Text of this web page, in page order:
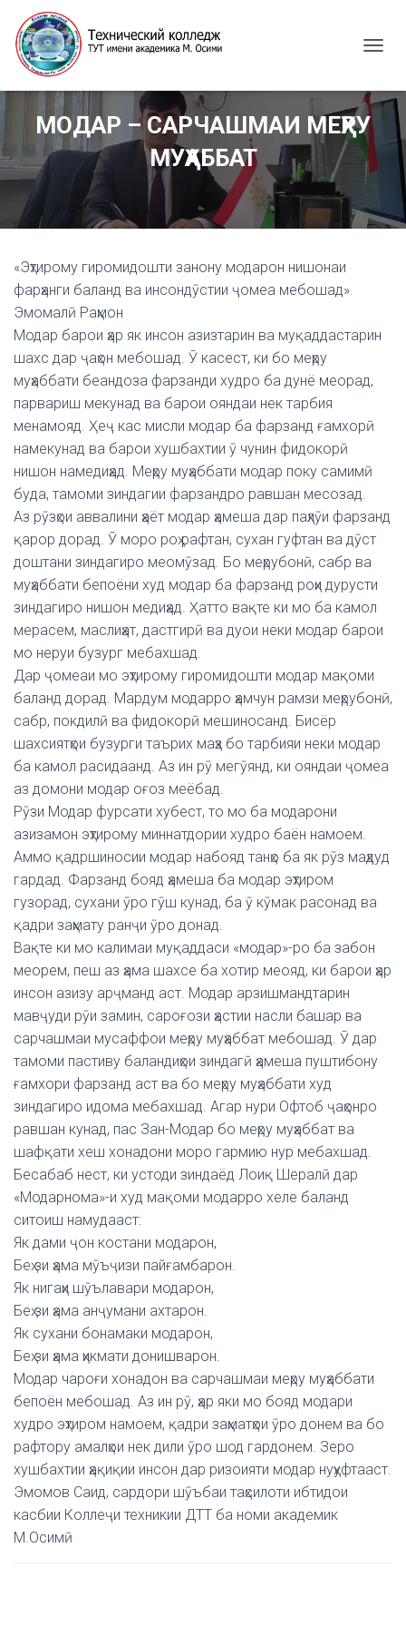
G
L
E
I
G
МОДАР – САРЧАШМАИ МЕҲРУ
МУҲАББАТ
«Эҳтирому гиромидошти занону модарон нишонаи
фарҳанги баланд ва инсондӯстии ҷомеа мебошад».
Эмомалӣ Раҳмон
Модар барои ҳар як инсон азизтарин ва муқаддастарин
шахс дар ҷаҳон мебошад. Ӯ касест, ки бо меҳру
муҳаббати беандоза фарзанди худро ба дунё меорад,
парвариш мекунад ва барои ояндаи нек тарбия
менамояд. Ҳеҷ кас мисли модар ба фарзанд ғамхорӣ
намекунад ва барои хушбахтии ӯ чунин фидокорӣ
нишон намедиҳад. Меҳру муҳаббати модар поку самимӣ
буда, тамоми зиндагии фарзандро равшан месозад.
Аз рӯзҳои аввалини ҳаёт модар ҳамеша дар паҳлӯи фарзанд
қарор дорад. Ӯ моро роҳ рафтан, сухан гуфтан ва дӯст
доштани зиндагиро меомӯзад. Бо меҳрубонӣ, сабр ва
муҳаббати бепоёни худ модар ба фарзанд роҳи дурусти
зиндагиро нишон медиҳад. Ҳатто вақте ки мо ба камол
мерасем, маслиҳат, дастгирӣ ва дуои неки модар барои
мо неруи бузург мебахшад.
Дар ҷомеаи мо эҳтирому гиромидошти модар мақоми
баланд дорад. Мардум модарро ҳамчун рамзи меҳрубонӣ,
сабр, покдилӣ ва фидокорӣ мешиносанд. Бисёр
шахсиятҳои бузурги таърих маҳз бо тарбияи неки модар
ба камол расидаанд. Аз ин рӯ мегӯянд, ки ояндаи ҷомеа
аз домони модар оғоз меёбад.
Рӯзи Модар фурсати хубест, то мо ба модарони
азизамон эҳтирому миннатдории худро баён намоем.
Аммо қадршиносии модар набояд танҳо ба як рӯз маҳдуд
гардад. Фарзанд бояд ҳамеша ба модар эҳтиром
гузорад, сухани ӯро гӯш кунад, ба ӯ кӯмак расонад ва
қадри заҳмату ранҷи ӯро донад.
Вақте ки мо калимаи муқаддаси «модар»-ро ба забон
меорем, пеш аз ҳама шахсе ба хотир меояд, ки барои ҳар
инсон азизу арҷманд аст. Модар арзишмандтарин
мавҷуди рӯи замин, сароғози ҳастии насли башар ва
сарчашмаи мусаффои меҳру муҳаббат мебошад. Ӯ дар
тамоми пастиву баландиҳои зиндагӣ ҳамеша пуштибону
ғамхори фарзанд аст ва бо меҳру муҳаббати худ
зиндагиро идома мебахшад. Агар нури Офтоб ҷаҳонро
равшан кунад, пас Зан-Модар бо меҳру муҳаббат ва
шафқати хеш хонадони моро гармию нур мебахшад.
Бесабаб нест, ки устоди зиндаёд Лоиқ Шералӣ дар
«Модарнома»-и худ мақоми модарро хеле баланд
ситоиш намудааст:
Як дами ҷон костани модарон,
Беҳ зи ҳама мӯъҷизи пайғамбарон.
Як нигаҳи шӯълавари модарон,
Беҳ зи ҳама анҷумани ахтарон.
Як сухани бонамаки модарон,
Беҳ зи ҳама ҳикмати донишварон.
Модар чароғи хонадон ва сарчашмаи меҳру муҳаббати
бепоён мебошад. Аз ин рӯ, ҳар яки мо бояд модари
худро эҳтиром намоем, қадри заҳматҳои ӯро донем ва бо
рафтору амалҳои нек дили ӯро шод гардонем. Зеро
хушбахтии ҳақиқии инсон дар ризоияти модар нуҳуфтааст.
Эмомов Саид, сардори шӯъбаи таҳсилоти ибтидои
касбии Коллеҷи техникии ДТТ ба номи академик
М.Осимӣ